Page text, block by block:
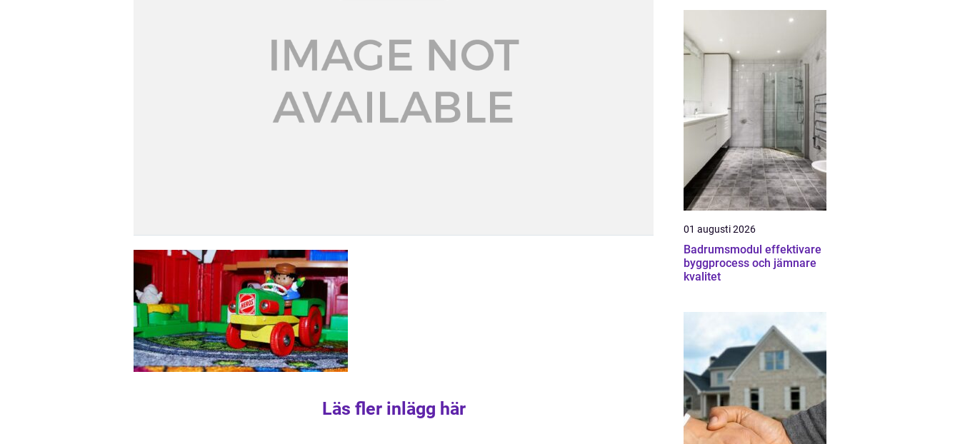
Läs fler inlägg här
01 augusti 2026
Badrumsmodul effektivare
byggprocess och jämnare
kvalitet